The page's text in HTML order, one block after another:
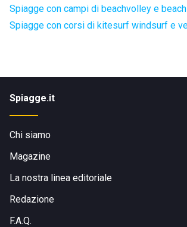
Spiagge con campi di beachvolley e
Spiagge con corsi di kitesurf windsurf e
Spiagge.it
Chi siamo
Magazine
La nostra linea editoriale
Redazione
F.A.Q.